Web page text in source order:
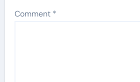
Comment *